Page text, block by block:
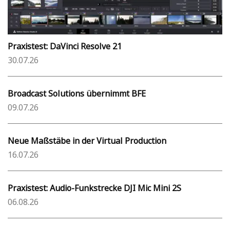
Praxistest: DaVinci Resolve 21
30.07.26
Broadcast Solutions übernimmt BFE
09.07.26
Neue Maßstäbe in der Virtual Production
16.07.26
Praxistest: Audio-Funkstrecke DJI Mic Mini 2S
06.08.26